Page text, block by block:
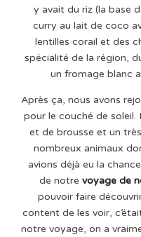
y avait du riz (la base
curry au lait de coco
lentilles corail et des
spécialité de la région,
un fromage blanc
Après ça, nous avons
pour le couché de
et de brousse et un
nombreux animaux
avions déjà eu la
de notre voyage de
pouvoir faire
content de les voir,
notre voyage, on a